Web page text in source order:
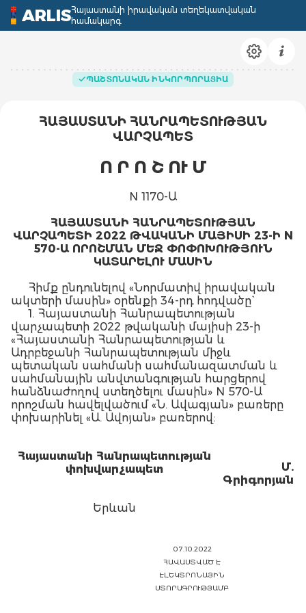
ARLISՀայաստանի իրավական տեղեկատվական
համակարգ
ՊԱՇՏՈՆԱԿԱՆ ԻՆԿՈՐՊՈՐԱՑԻԱ
ՀԱՅԱՍՏԱՆԻ ՀԱՆՐԱՊԵՏՈՒԹՅԱՆ
ՎԱՐՉԱՊԵՏ
Ո Ր Ո Շ ՈՒ Մ
N 1170-Ա
ՀԱՅԱՍՏԱՆԻ ՀԱՆՐԱՊԵՏՈՒԹՅԱՆ
ՎԱՐՉԱՊԵՏԻ 2022 ԹՎԱԿԱՆԻ ՄԱՅԻՍԻ 23-Ի N
570-Ա ՈՐՈՇՄԱՆ ՄԵՋ ՓՈՓՈԽՈՒԹՅՈՒՆ
ԿԱՏԱՐԵԼՈՒ ՄԱՍԻՆ
Հիմք ընդունելով «Նորմատիվ իրավական
ակտերի մասին» օրենքի 34-րդ հոդվածը`
1. Հայաստանի Հանրապետության
վարչապետի 2022 թվականի մայիսի 23-ի
«Հայաստանի Հանրապետության և
Ադրբեջանի Հանրապետության միջև
պետական սահմանի սահմանազատման և
սահմանային անվտանգության հարցերով
հանձնաժողով ստեղծելու մասին» N 570-Ա
որոշման հավելվածում «Ն. Ավագյան» բառերը
փոխարինել «Ա. Ավոյան» բառերով:
Հայաստանի Հանրապետության
փոխվարչապետ
Մ.
Գրիգորյան
Երևան
07.10.2022
ՀԱՎԱՍՏՎԱԾ Է
ԷԼԵԿՏՐՈՆԱՅԻՆ
ՍՏՈՐԱԳՐՈՒԹՅԱՄԲ